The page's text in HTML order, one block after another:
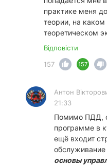
практике меня
теории, на
теоретическом
Відповісти
157
157
Антон
21:33
Помимо ПДД,
программе в
ещё входит
обслуживание
основы